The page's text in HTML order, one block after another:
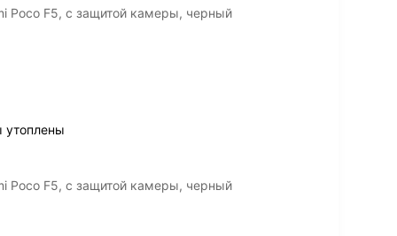
Poco F5, с защитой камеры, черный
утоплены
Poco F5, с защитой камеры, черный